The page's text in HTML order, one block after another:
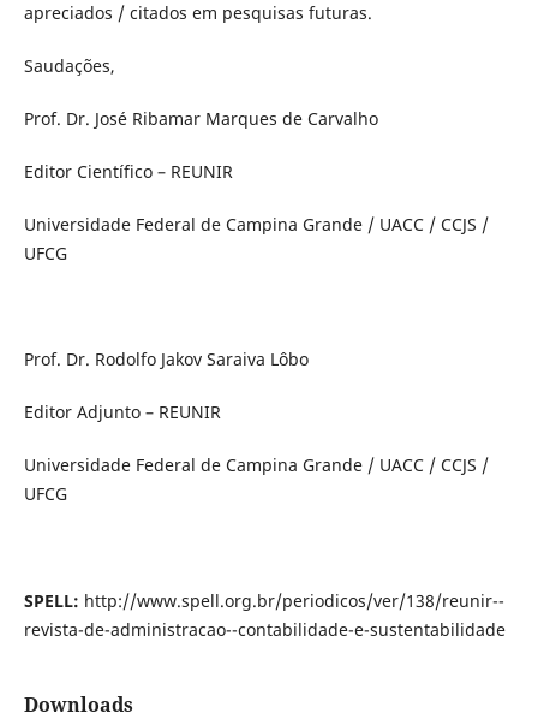
apreciados / citados em pesquisas futuras.
Saudações,
Prof. Dr. José Ribamar Marques de Carvalho
Editor Científico – REUNIR
Universidade Federal de Campina Grande / UACC / CCJS /
UFCG
Prof. Dr. Rodolfo Jakov Saraiva Lôbo
Editor Adjunto – REUNIR
Universidade Federal de Campina Grande / UACC / CCJS /
UFCG
SPELL: http://www.spell.org.br/periodicos/ver/138/reunir--
revista-de-administracao--contabilidade-e-sustentabilidade
Downloads